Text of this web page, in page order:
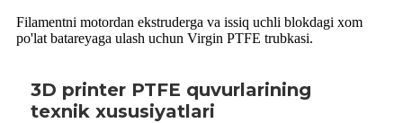
Filamentni motordan ekstruderga va issiq uchli blokdagi xom
po'lat batareyaga ulash uchun Virgin PTFE trubkasi.
3D printer PTFE quvurlarining
texnik xususiyatlari